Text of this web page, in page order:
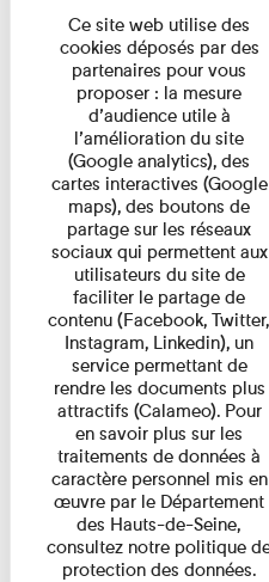
Lecture
Fanny Taillandier –
l’Imprimerie n°6 Lecture ...
Pages
Ce site web utilise des
cookies déposés par des
partenaires pour vous
proposer : la mesure
d’audience utile à
l’amélioration du site
(Google analytics), des
cartes interactives (Google
maps), des boutons de
partage sur les réseaux
sociaux qui permettent aux
utilisateurs du site de
faciliter le partage de
contenu (Facebook, Twitter,
Instagram, Linkedin), un
service permettant de
rendre les documents plus
attractifs (Calameo). Pour
en savoir plus sur les
traitements de données à
caractère personnel mis en
œuvre par le Département
des Hauts-de-Seine,
consultez notre politique
protection des données.